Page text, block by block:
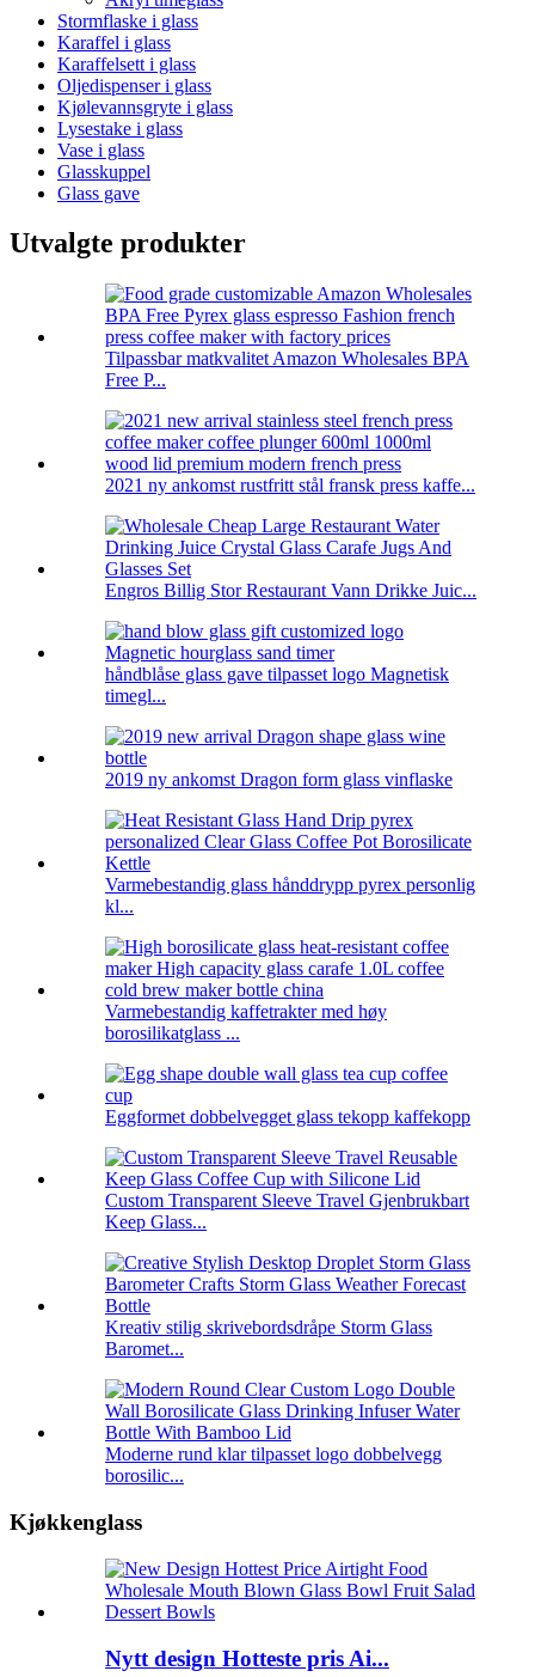
Stormflaske i glass
Karaffel i glass
Karaffelsett i glass
Oljedispenser i glass
Kjølevannsgryte i glass
Lysestake i glass
Vase i glass
Glasskuppel
Glass gave
Utvalgte produkter
Tilpassbar matkvalitet Amazon Wholesales BPA
Free P...
2021 ny ankomst rustfritt stål fransk press kaffe...
Engros Billig Stor Restaurant Vann Drikke Juic...
håndblåse glass gave tilpasset logo Magnetisk
timegl...
2019 ny ankomst Dragon form glass vinflaske
Varmebestandig glass hånddrypp pyrex personlig
kl...
Varmebestandig kaffetrakter med høy
borosilikatglass ...
Eggformet dobbelvegget glass tekopp kaffekopp
Custom Transparent Sleeve Travel Gjenbrukbart
Keep Glass...
Kreativ stilig skrivebordsdråpe Storm Glass
Baromet...
Moderne rund klar tilpasset logo dobbelvegg
borosilic...
Kjøkkenglass
Nytt design Hotteste pris Ai...